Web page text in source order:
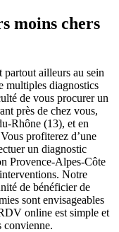
moins chers
partout ailleurs au sein
multiples diagnostics
de vous procurer un
près de chez vous,
Rhône (13), et en
profiterez d’une
un diagnostic
Provence-Alpes-Côte
Notre
de bénéficier de
sont envisageables
online est simple et
convienne.